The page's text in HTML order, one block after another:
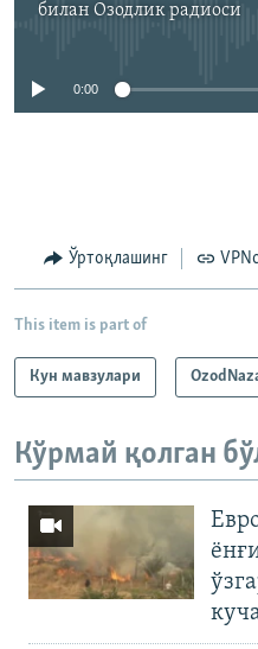
билан Озодлик радиоси
Айни дамда
0:00
Ўртоқлашинг
This item is part of
Кун мавзулари
Кўрмай қолган